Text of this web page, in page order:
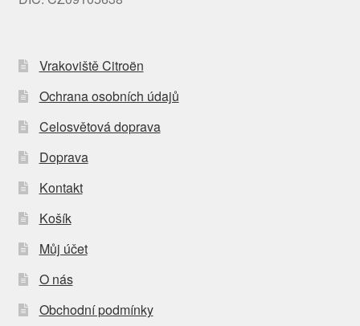
Vrakoviště Citroën
Ochrana osobních údajů
Celosvětová doprava
Doprava
Kontakt
Košík
Můj účet
O nás
Obchodní podmínky